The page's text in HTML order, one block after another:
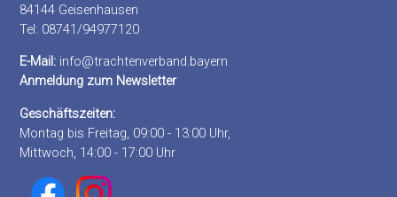
84144 Geisenhausen
Tel: 08741/94977120
E-Mail: info@trachtenverband.bayern
Anmeldung zum Newsletter
Geschäftszeiten:
Montag bis Freitag, 09:00 - 13:00 Uhr,
Mittwoch, 14:00 - 17:00 Uhr